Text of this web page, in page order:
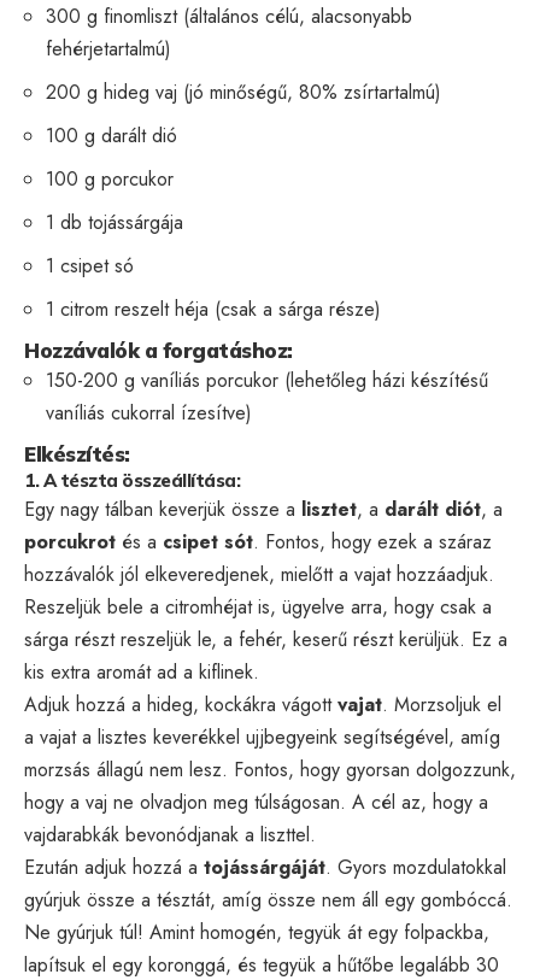
300 g finomliszt (általános célú, alacsonyabb
fehérjetartalmú)
200 g hideg vaj (jó minőségű, 80% zsírtartalmú)
100 g darált dió
100 g porcukor
1 db tojássárgája
1 csipet só
1 citrom reszelt héja (csak a sárga része)
Hozzávalók a forgatáshoz:
150-200 g vaníliás porcukor (lehetőleg házi készítésű
vaníliás cukorral ízesítve)
Elkészítés:
1. A tészta összeállítása:
Egy nagy tálban keverjük össze a lisztet, a darált diót, a
porcukrot és a csipet sót. Fontos, hogy ezek a száraz
hozzávalók jól elkeveredjenek, mielőtt a vajat hozzáadjuk.
Reszeljük bele a citromhéjat is, ügyelve arra, hogy csak a
sárga részt reszeljük le, a fehér, keserű részt kerüljük. Ez a
kis extra aromát ad a kiflinek.
Adjuk hozzá a hideg, kockákra vágottvajat. Morzsoljuk el
a vajat a lisztes keverékkel ujjbegyeink segítségével, amíg
morzsás állagú nem lesz. Fontos, hogy gyorsan dolgozzunk,
hogy a vaj ne olvadjon meg túlságosan. A cél az, hogy a
vajdarabkák bevonódjanak a liszttel.
Ezután adjuk hozzá a tojássárgáját. Gyors mozdulatokkal
gyúrjuk össze a tésztát, amíg össze nem áll egy gombóccá.
Ne gyúrjuk túl! Amint homogén, tegyük át egy folpackba,
lapítsuk el egy koronggá, és tegyük a hűtőbe legalább 30